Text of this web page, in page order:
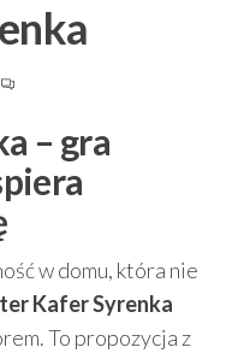
– gra
w domu, która nie
Kafer Syrenka
To propozycja z